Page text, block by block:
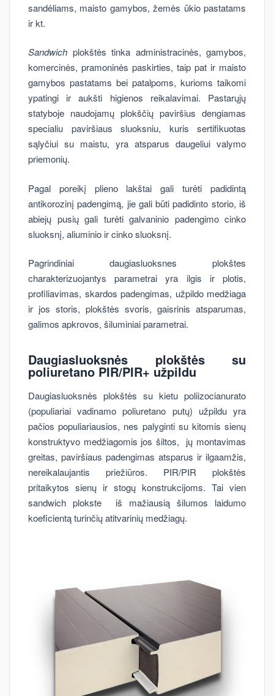
sandėliams, maisto gamybos, žemės ūkio pastatams
ir kt.
Sandwich plokštės tinka administracinės, gamybos,
komercinės, pramoninės paskirties, taip pat ir maisto
gamybos pastatams bei patalpoms, kurioms taikomi
ypatingi ir aukšti higienos reikalavimai. Pastarųjų
statyboje naudojamų plokščių paviršius dengiamas
specialiu paviršiaus sluoksniu, kuris sertifikuotas
sąlyčiui su maistu, yra atsparus daugeliui valymo
priemonių.
Pagal poreikį plieno lakštai gali turėti padidintą
antikorozinį padengimą, jie gali būti padidinto storio, iš
abiejų pusių gali turėti galvaninio padengimo cinko
sluoksnį, aliuminio ir cinko sluoksnį.
Pagrindiniai daugiasluoksnes plokštes
charakterizuojantys parametrai yra ilgis ir plotis,
profiliavimas, skardos padengimas, užpildo medžiaga
ir jos storis, plokštės svoris, gaisrinis atsparumas,
galimos apkrovos, šiluminiai parametrai.
Daugiasluoksnės plokštės su
poliuretano PIR/PIR+ užpildu
Daugiasluoksnės plokštės su kietu poliizocianurato
(populiariai vadinamo poliuretano putų) užpildu yra
pačios populiariausios, nes palyginti su kitomis sienų
konstruktyvo medžiagomis jos šiltos, jų montavimas
greitas, paviršiaus padengimas atsparus ir ilgaamžis,
nereikalaujantis priežiūros. PIR/PIR plokštės
pritaikytos sienų ir stogų konstrukcijoms. Tai vien
sandwich plokste iš mažiausią šilumos laidumo
koeficientą turinčių atitvarinių medžiagų.